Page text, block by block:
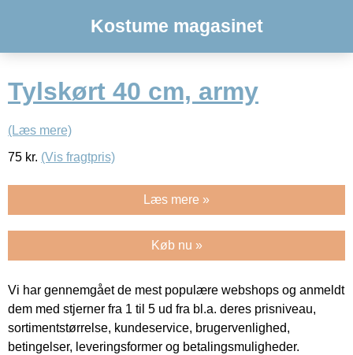
Kostume magasinet
Tylskørt 40 cm, army
(Læs mere)
75 kr. (Vis fragtpris)
Læs mere »
Køb nu »
Vi har gennemgået de mest populære webshops og anmeldt
dem med stjerner fra 1 til 5 ud fra bl.a. deres prisniveau,
sortimentstørrelse, kundeservice, brugervenlighed,
betingelser, leveringsformer og betalingsmuligheder.